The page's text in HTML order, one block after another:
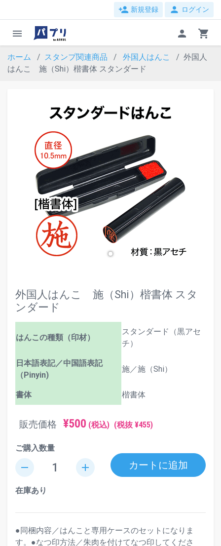
person_add 新規登録 person ログイン
menu person shopping_cart
ホーム スタンプ関連商品 外国人はんこ
外国人
はんこ 施（Shi）楷書体 スタンダード
外国人はんこ 施（Shi）楷書体 スタ
ンダード
はんこの種類（印材）
スタンダード（黒アセ
チ）
日本語表記／中国語表記
（Pinyin)
施／施（Shi）
書体 楷書体
販売価格 ¥500 (税込) (税抜 ¥455)
ご購入数量
remove add カートに追加
在庫あり
●同梱内容／はんこと専用ケースのセットになりま
す。●なつ印方法／朱肉を付けてなつ印してくださ